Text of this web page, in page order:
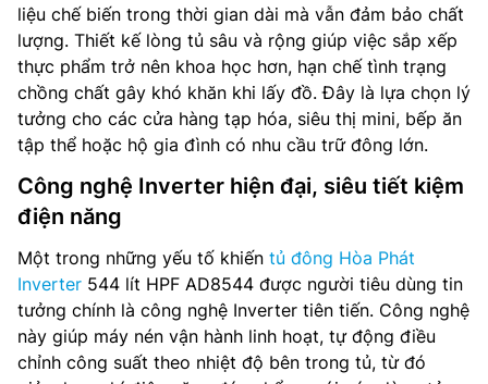
liệu chế biến trong thời gian dài mà vẫn đảm bảo chất
lượng. Thiết kế lòng tủ sâu và rộng giúp việc sắp xếp
thực phẩm trở nên khoa học hơn, hạn chế tình trạng
chồng chất gây khó khăn khi lấy đồ. Đây là lựa chọn lý
tưởng cho các cửa hàng tạp hóa, siêu thị mini, bếp ăn
tập thể hoặc hộ gia đình có nhu cầu trữ đông lớn.
Công nghệ Inverter hiện đại, siêu tiết kiệm
điện năng
Một trong những yếu tố khiến tủ đông Hòa Phát
Inverter 544 lít HPF AD8544 được người tiêu dùng tin
tưởng chính là công nghệ Inverter tiên tiến. Công nghệ
này giúp máy nén vận hành linh hoạt, tự động điều
chỉnh công suất theo nhiệt độ bên trong tủ, từ đó